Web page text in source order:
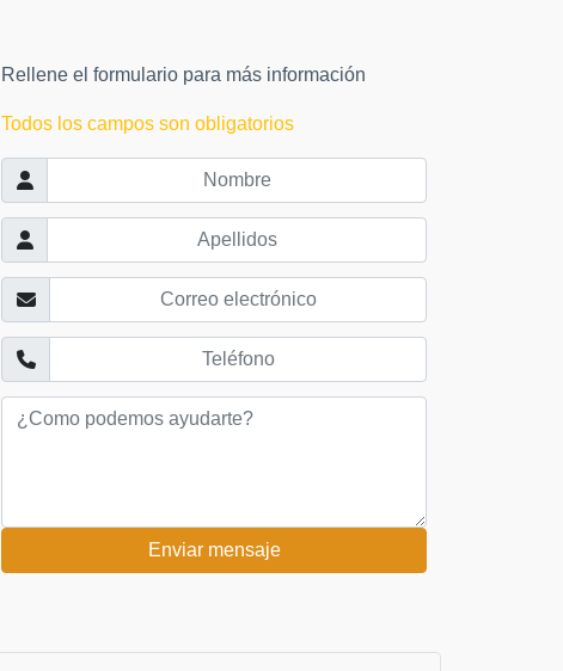
Rellene el formulario para más información
Todos los campos son obligatorios
Enviar mensaje